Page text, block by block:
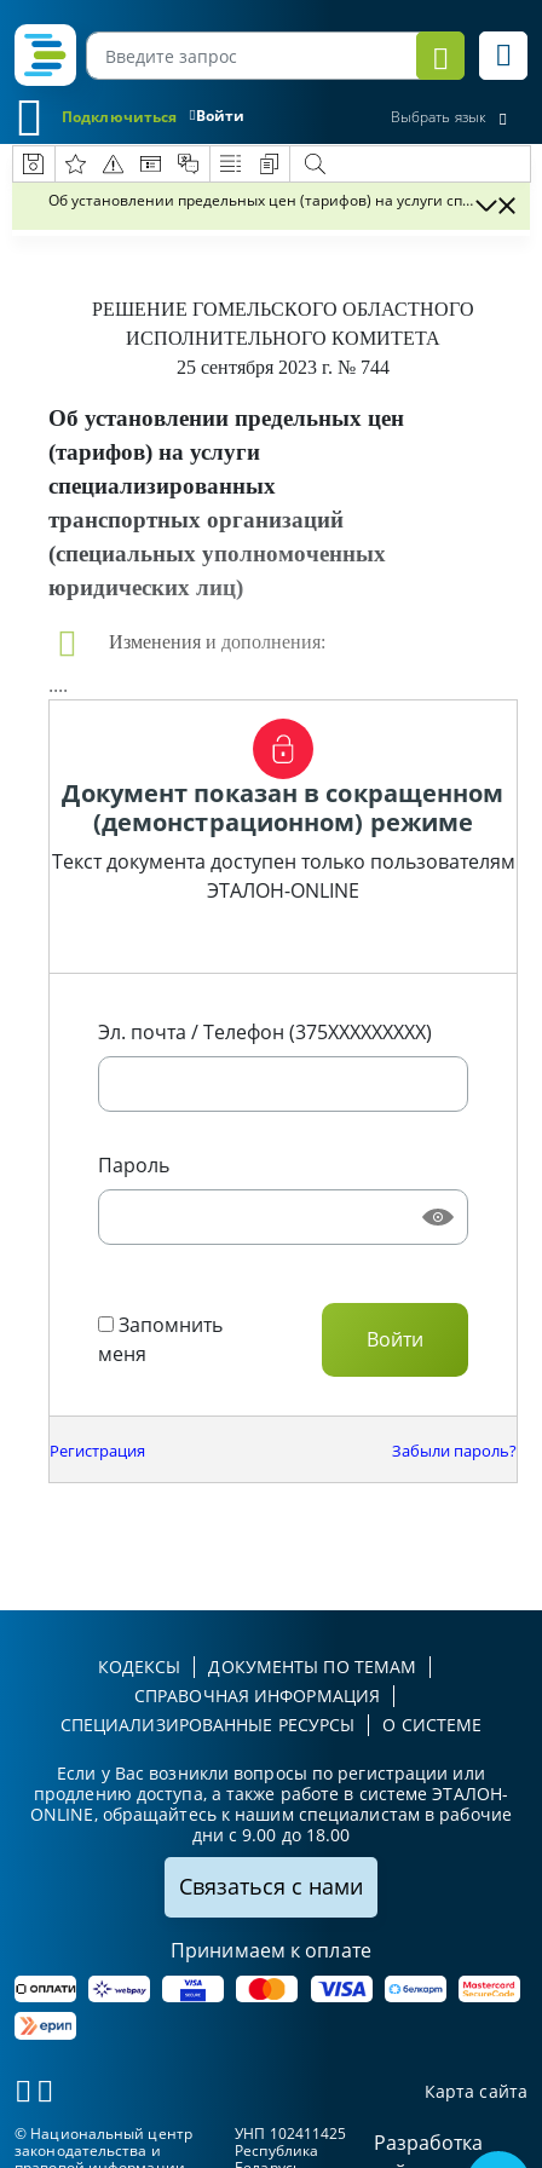
Войти
Подключиться Выбрать язык
Об установлении предельных цен (тарифов) на услуги
РЕШЕНИЕ ГОМЕЛЬСКОГО ОБЛАСТНОГО
ИСПОЛНИТЕЛЬНОГО КОМИТЕТА
25 сентября 2023 г. № 744
Об установлении предельных цен
(тарифов) на услуги
специализированных
транспортных организаций
(специальных уполномоченных
юридических лиц)
Изменения и дополнения:
....
Документ показан в сокращенном
(демонстрационном) режиме
Текст документа доступен только пользователям
ЭТАЛОН-ONLINE
Эл. почта / Телефон (375XXXXXXXXX)
Пароль
Запомнить
меня
Регистрация Забыли пароль?
КОДЕКСЫ
ДОКУМЕНТЫ ПО ТЕМАМ
СПРАВОЧНАЯ ИНФОРМАЦИЯ
СПЕЦИАЛИЗИРОВАННЫЕ РЕСУРСЫ
О СИСТЕМЕ
Если у Вас возникли вопросы по регистрации или
продлению доступа, а также работе в системе ЭТАЛОН-
ONLINE, обращайтесь к нашим специалистам в рабочие
дни с 9.00 до 18.00
Связаться с нами
Принимаем к оплате
Карта сайта
© Национальный центр
законодательства и
УНП 102411425
Республика
Разработка